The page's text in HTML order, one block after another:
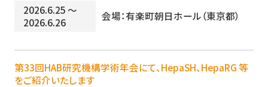
2026.6.25 ～
2026.6.26
会場：有楽町朝日ホール（東京都）
第33回HAB研究機構学術年会にて、HepaSH、HepaRG 等
をご紹介いたします